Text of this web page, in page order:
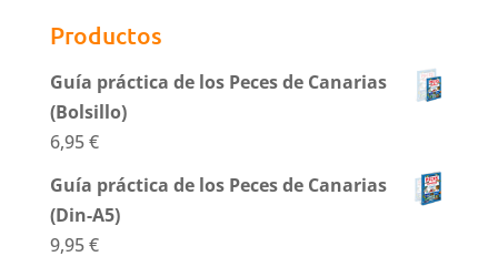
Productos
Guía práctica de los Peces de Canarias
(Bolsillo)
6,95€
Guía práctica de los Peces de Canarias
(Din-A5)
9,95€